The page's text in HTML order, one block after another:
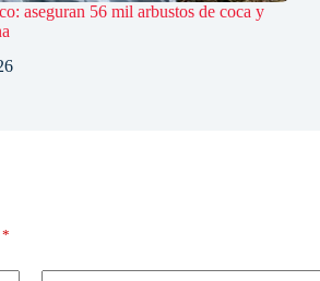
aseguran 56 mil arbustos de coca y
*